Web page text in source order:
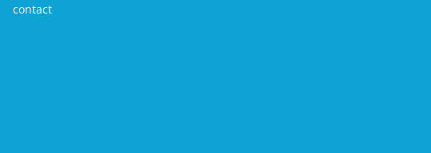
contact